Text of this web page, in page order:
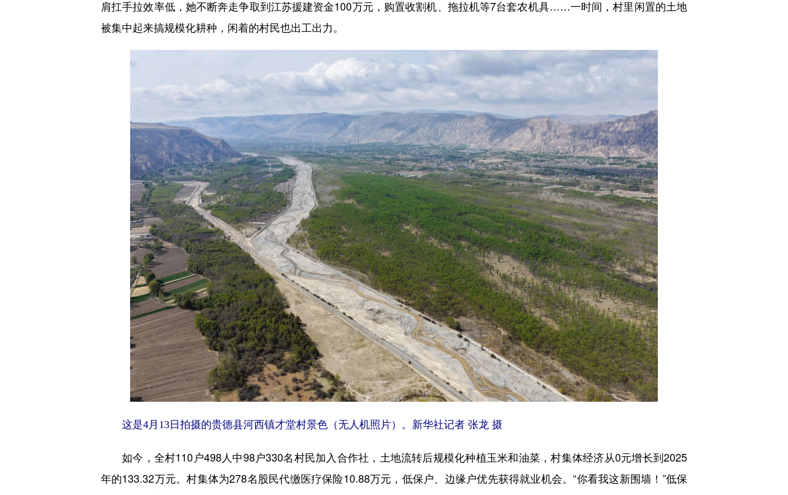
肩扛手拉效率低，她不断奔走争取到江苏援建资金100万元，购置收割机、拖拉机等7台套农机具……一时间，村里闲置的土地
被集中起来搞规模化耕种，闲着的村民也出工出力。
这是4月13日拍摄的贵德县河西镇才堂村景色（无人机照片）。新华社记者 张龙 摄
如今，全村110户498人中98户330名村民加入合作社，土地流转后规模化种植玉米和油菜，村集体经济从0元增长到2025
年的133.32万元。村集体为278名股民代缴医疗保险10.88万元，低保户、边缘户优先获得就业机会。“你看我这新围墙！”低保